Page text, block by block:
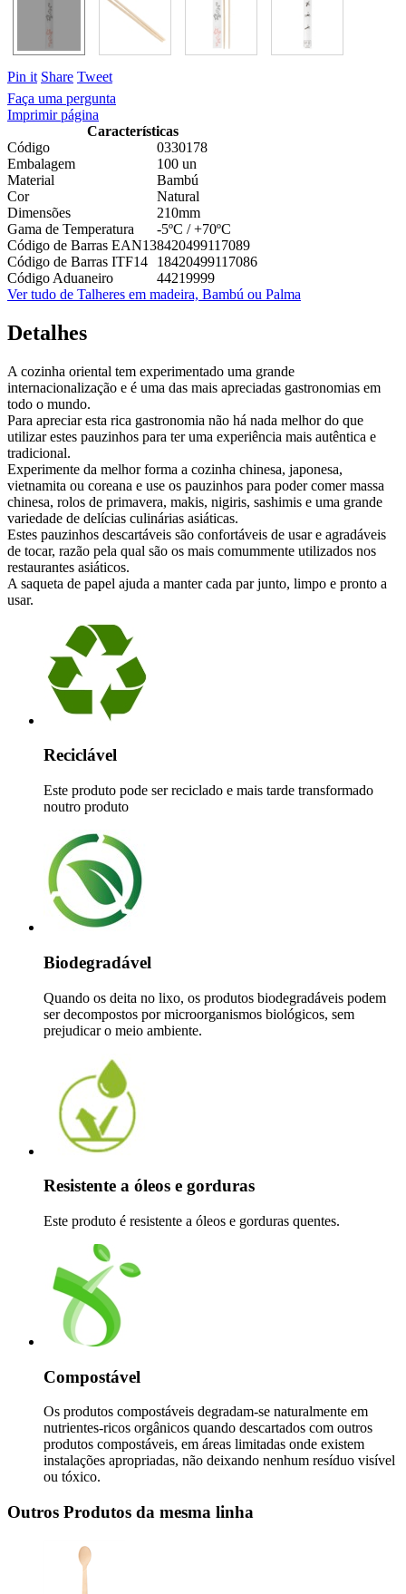
Pin it Share Tweet
Faça uma pergunta
Imprimir página
Características
Código
0330178
Embalagem
100 un
Material
Bambú
Cor
Natural
Dimensões
210mm
Gama de Temperatura
-5ºC / +70ºC
Código de Barras EAN138420499117089
Código de Barras ITF14
18420499117086
Código Aduaneiro
44219999
Ver tudo de Talheres em madeira, Bambú ou Palma
Detalhes
A cozinha oriental tem experimentado uma grande
internacionalização e é uma das mais apreciadas gastronomias em
todo o mundo.
Para apreciar esta rica gastronomia não há nada melhor do que
utilizar estes pauzinhos para ter uma experiência mais autêntica e
tradicional.
Experimente da melhor forma a cozinha chinesa, japonesa,
vietnamita ou coreana e use os pauzinhos para poder comer massa
chinesa, rolos de primavera, makis, nigiris, sashimis e uma grande
variedade de delícias culinárias asiáticas.
Estes pauzinhos descartáveis são confortáveis de usar e agradáveis
de tocar, razão pela qual são os mais comummente utilizados nos
restaurantes asiáticos.
A saqueta de papel ajuda a manter cada par junto, limpo e pronto a
usar.
Reciclável
Este produto pode ser reciclado e mais tarde transformado
noutro produto
Biodegradável
Quando os deita no lixo, os produtos biodegradáveis podem
ser decompostos por microorganismos biológicos, sem
prejudicar o meio ambiente.
Resistente a óleos e gorduras
Este produto é resistente a óleos e gorduras quentes.
Compostável
Os produtos compostáveis degradam-se naturalmente em
nutrientes-ricos orgânicos quando descartados com outros
produtos compostáveis, em áreas limitadas onde existem
instalações apropriadas, não deixando nenhum resíduo visível
ou tóxico.
Outros Produtos da mesma linha